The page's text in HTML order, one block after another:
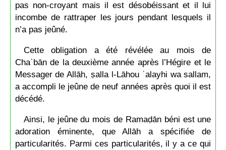
pas non-croyant mais il est désobéissant et il lui
incombe de rattraper les jours pendant lesquels il
n’a pas jeûné.
Cette obligation a été révélée au mois de
Chaʿbān de la deuxième année après l’Hégire et le
Messager de Allāh, ṣalla l-Lāhou ʿalayhi wa sallam,
a accompli le jeûne de neuf années après quoi il est
décédé.
Ainsi, le jeûne du mois de Ramaḍān béni est une
adoration éminente, que Allāh a spécifiée de
particularités. Parmi ces particularités, il y a ce qui